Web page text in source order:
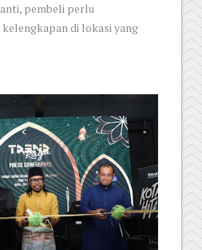
pembeli perlu
di lokasi yang